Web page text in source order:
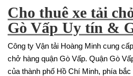
Cho thuê xe tải
Gò Vấp Uy tín &
Công ty Vận tải Hoàng Minh cung
chở hàng quận Gò Vấp. Quận Gò
của thành phố Hồ Chí Minh, phía